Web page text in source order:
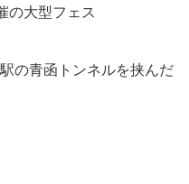
の大型フェス
の青函トンネルを挟んだ